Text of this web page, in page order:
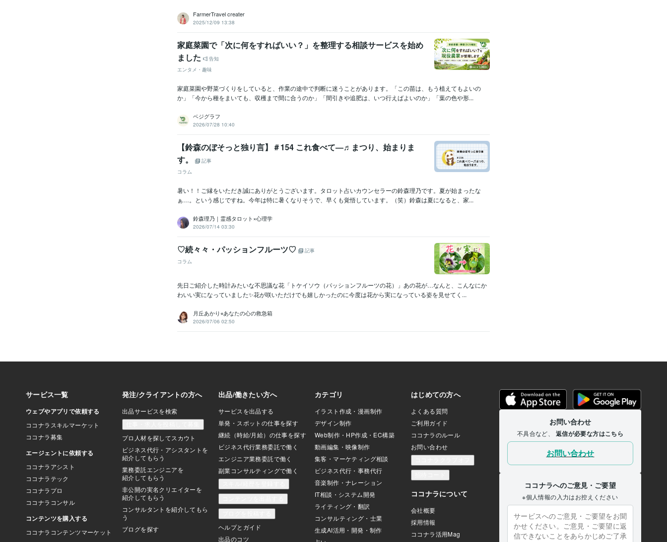
FarmerTravel creater
2025/12/09 13:38
家庭菜園で「次に何をすればいい？」を整理する相談サービスを始め
ました
告知
エンタメ・趣味
家庭菜園や野菜づくりをしていると、作業の途中で判断に迷うことがあります。「この苗は、もう植えてもよいの
か」「今から種をまいても、収穫まで間に合うのか」「間引きや追肥は、いつ行えばよいのか」「葉の色や形...
ベジグラフ
2026/07/28 10:40
【鈴森のぼそっと独り言】＃154 これ食べて―♬まつり、始まりま
す。
記事
コラム
暑い！！ご縁をいただき誠にありがとうございます。タロット占いカウンセラーの鈴森理乃です。夏が始まったな
ぁ…。という感じですね。今年は特に暑くなりそうで、早くも覚悟しています。（笑）鈴森は夏になると、家...
鈴森理乃｜霊感タロット×心理学
2026/07/14 03:30
♡続々々・パッションフルーツ♡
記事
コラム
先日ご紹介した時計みたいな不思議な花「トケイソウ（パッションフルーツの花）」あの花が…なんと、こんなにか
わいい実になっていました✨花が咲いただけでも嬉しかったのに今度は花から実になっている姿を見せてく...
月丘あかり⭐︎あなたの心の救急箱
2026/07/06 02:50